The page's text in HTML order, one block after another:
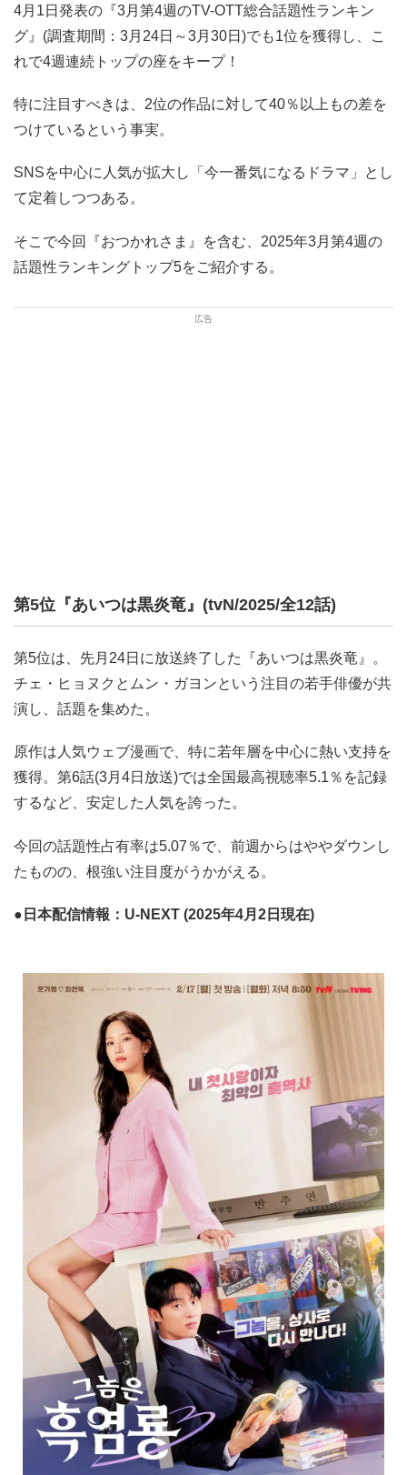
4月1日発表の『3月第4週のTV-OTT総合話題性ランキン
グ』(調査期間：3月24日～3月30日)でも1位を獲得し、こ
れで4週連続トップの座をキープ！
特に注目すべきは、2位の作品に対して40％以上もの差を
つけているという事実。
SNSを中心に人気が拡大し「今一番気になるドラマ」とし
て定着しつつある。
そこで今回『おつかれさま』を含む、2025年3月第4週の
話題性ランキングトップ5をご紹介する。
第5位『あいつは黒炎竜』(tvN/2025/全12話)
第5位は、先月24日に放送終了した『あいつは黒炎竜』。
チェ・ヒョヌクとムン・ガヨンという注目の若手俳優が共
演し、話題を集めた。
原作は人気ウェブ漫画で、特に若年層を中心に熱い支持を
獲得。第6話(3月4日放送)では全国最高視聴率5.1％を記録
するなど、安定した人気を誇った。
今回の話題性占有率は5.07％で、前週からはややダウンし
たものの、根強い注目度がうかがえる。
●日本配信情報：U-NEXT (2025年4月2日現在)